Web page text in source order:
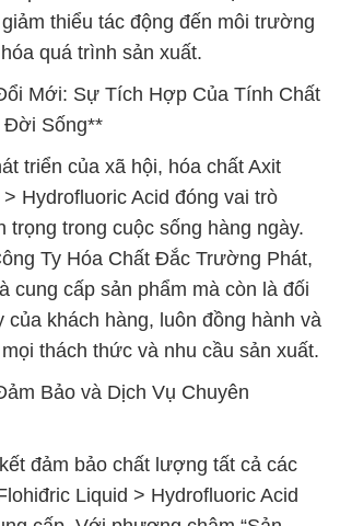
thiểu tác động đến môi trường
quá trình sản xuất.
Mới: Sự Tích Hợp Của Tính Chất
Đời Sống**
triển của xã hội, hóa chất Axit
Hydrofluoric Acid đóng vai trò
trọng trong cuộc sống hàng ngày.
Ty Hóa Chất Đắc Trường Phát,
cung cấp sản phẩm mà còn là đối
của khách hàng, luôn đồng hành và
thách thức và nhu cầu sản xuất.
Bảo và Dịch Vụ Chuyên
đảm bảo chất lượng tất cả các
Liquid > Hydrofluoric Acid